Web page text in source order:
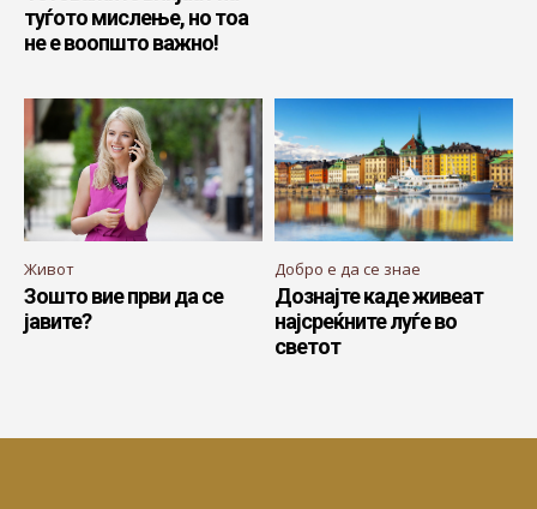
туѓото мислење, но тоа
не е воопшто важно!
Живот
Зошто вие први да се
јавите?
Добро е да се знае
Дознајте каде живеат
најсреќните луѓе во
светот